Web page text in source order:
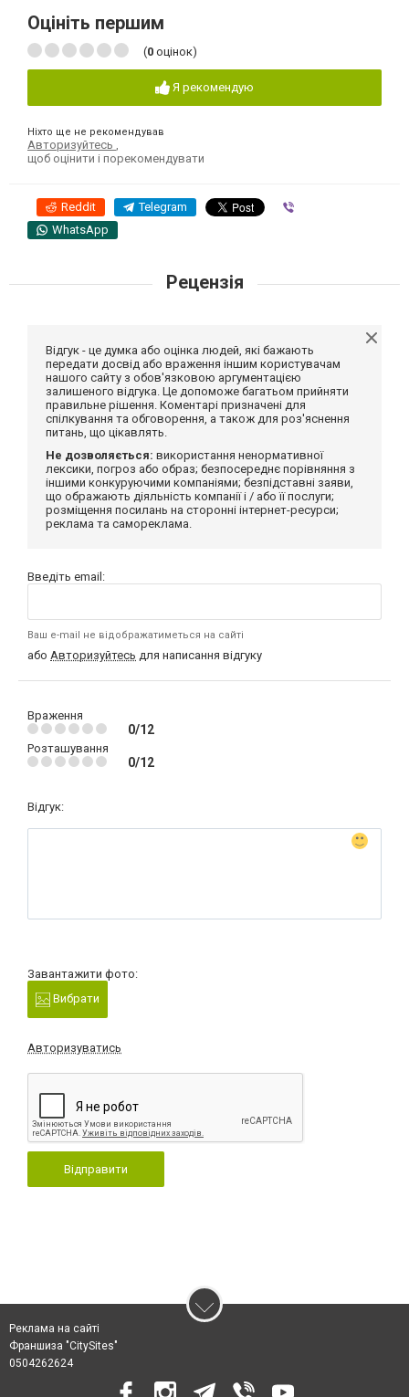
Оцініть першим
(0 оцінок)
Я рекомендую
Ніхто ще не рекомендував
Авторизуйтесь ,
щоб оцінити і порекомендувати
Reddit Telegram
WhatsApp
Рецензія
Відгук - це думка або оцінка людей, які бажають
передати досвід або враження іншим користувачам
нашого сайту з обов'язковою аргументацією
залишеного відгука. Це допоможе багатьом прийняти
правильне рішення. Коментарі призначені для
спілкування та обговорення, а також для роз'яснення
питань, що цікавлять.
Не дозволяється: використання ненормативної
лексики, погроз або образ; безпосереднє порівняння з
іншими конкуруючими компаніями; безпідставні заяви,
що ображають діяльність компанії і / або її послуги;
розміщення посилань на сторонні інтернет-ресурси;
реклама та самореклама.
Введіть email:
Ваш e-mail не відображатиметься на сайті
або Авторизуйтесь для написання відгуку
Враження
0/12
Розташування
0/12
Відгук:
Завантажити фото:
Вибрати
Авторизуватись
Відправити
Реклама на сайті
Франшиза "CitySites"
0504262624